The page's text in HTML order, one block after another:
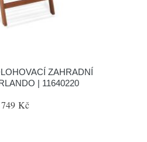
ZAHRADNÍ
| 11640220
Kč